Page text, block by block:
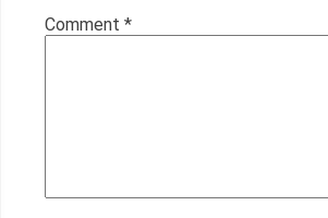
Comment *